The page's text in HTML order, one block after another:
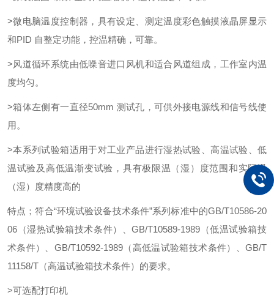
>微电脑温度控制器，具有设定、测定温度彩色触摸液晶屏显示
和PID 自整定功能，控温精确，可靠。
>风道循环系统由低噪音进口风机和适合风道组成，工作室内温
度均匀。
>箱体左侧有一直径50mm 测试孔，可供外接电源线和信号线使
用。
>本系列试验箱适用于对工业产品进行湿热试验、高温试验、低
温试验及高低温渐变试验，具有极限温（湿）度范围和实际温
（湿）度精度高的
特点；符合“环境试验设备技术条件”系列标准中的GB/T10586-20
06（湿热试验箱技术条件）、GB/T10589-1989（低温试验箱技
术条件）、GB/T10592-1989（高低温试验箱技术条件）、GB/T
11158/T（高温试验箱技术条件）的要求。
>可选配打印机